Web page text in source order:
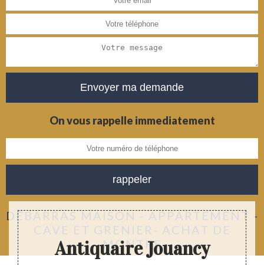
On vous rappelle immediatement
DÉBARRAS MAISON - APPARTEMENT -
CAVE ET GRENIER- ACHAT DE
MONTRE
Antiquaire Jouancy